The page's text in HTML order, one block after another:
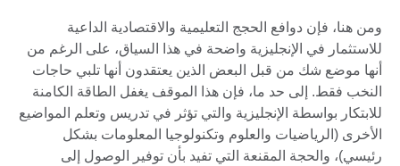
ومن هنا، فإن دوافع الحجج التعليمية والاقتصادية الداعية
للاستثمار في الإنجليزية واضحة في هذا السياق، على الرغم من
أنها موضع شك من قبل البعض الذين يعتقدون أنها تلبي حاجات
النخب فقط. إلى حد ما، فإن هذا الموقف يغفل الطاقة الكامنة
للابتكار بواسطة الإنجليزية والتي تؤثر في تدريس وتعلم المواضيع
الأخرى (الرياضيات والعلوم وتكنولوجيا المعلومات بشكل
رئيسي)، والحجة المقنعة التي تفيد بأن توفير الوصول إلى